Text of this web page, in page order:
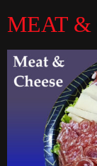
MEAT &